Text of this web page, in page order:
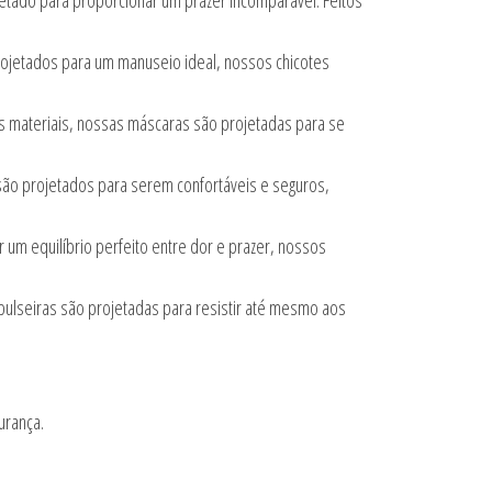
para um manuseio ideal, nossos chicotes
nossas máscaras são projetadas para se
projetados para serem confortáveis e seguros,
equilíbrio perfeito entre dor e prazer, nossos
são projetadas para resistir até mesmo aos